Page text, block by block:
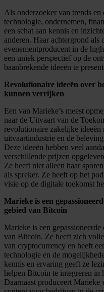
Als onderzoeker van trends en
technologie, ondernemen,
een schat aan kennis en
anderen. Haar achtergrond als
evenementproducent in de
een uniek perspectief op de
baanbrekende ideeën te
Revolutionaire ideeën over
kunnen verrijken
Een van Marieke’s meest
naar de Uitvaart van de
revolutionaire zakelijke
uitvaartindustrie en de
Deze ideeën hebben veel
verschillende prijzen
Ze heeft niet alleen haar
als spreker. Ze heeft op het
visie op de digitale toekomst
Marieke is een
gebied van Bitcoin
Marieke is een
van Bitcoin. Ze heeft zich
van cryptocurrency en heeft
technologie en de
kennis en ervaring geeft ze
helpen Bitcoin te integreren in
Daarnaast produceert